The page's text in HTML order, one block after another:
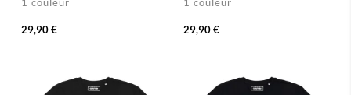
1 couleur
29,90 €
1 couleur
29,90 €